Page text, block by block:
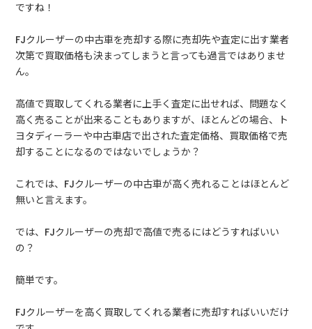
ですね！
FJクルーザーの中古車を売却する際に売却先や査定に出す業者
次第で買取価格も決まってしまうと言っても過言ではありませ
ん。
高値で買取してくれる業者に上手く査定に出せれば、問題なく
高く売ることが出来ることもありますが、ほとんどの場合、ト
ヨタディーラーや中古車店で出された査定価格、買取価格で売
却することになるのではないでしょうか？
これでは、FJクルーザーの中古車が高く売れることはほとんど
無いと言えます。
では、FJクルーザーの売却で高値で売るにはどうすればいい
の？
簡単です。
FJクルーザーを高く買取してくれる業者に売却すればいいだけ